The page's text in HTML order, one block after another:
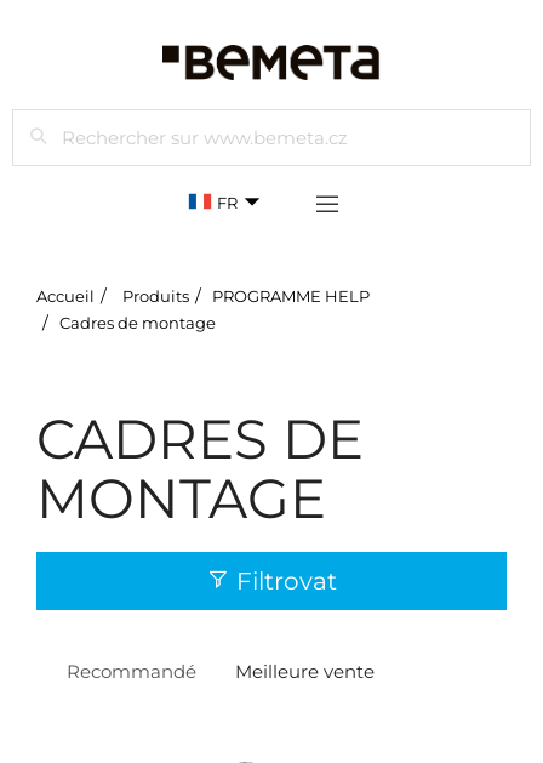
Rechercher
FR
Accueil Produits
PROGRAMME HELP
Cadres de montage
CADRES DE
MONTAGE
Filtrovat
Recommandé Meilleure vente